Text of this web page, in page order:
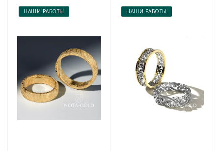
НАШИ РАБОТЫ НАШИ РАБОТЫ